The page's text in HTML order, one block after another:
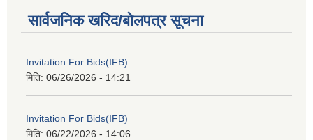
सार्वजनिक खरिद/बोलपत्र सूचना
Invitation For Bids(IFB)
मिति: 06/26/2026 - 14:21
Invitation For Bids(IFB)
मिति: 06/22/2026 - 14:06